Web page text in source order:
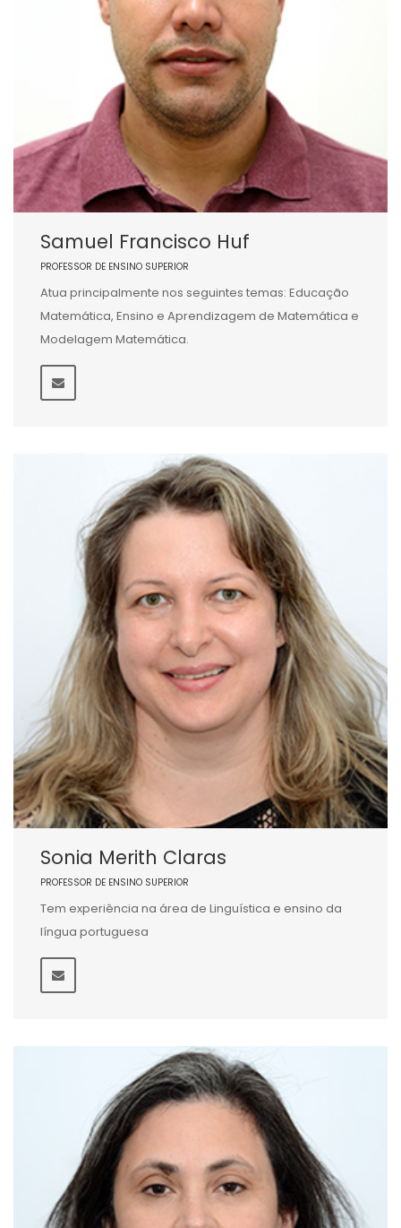
Samuel Francisco Huf
PROFESSOR DE ENSINO SUPERIOR
Atua principalmente nos seguintes temas: Educação
Matemática, Ensino e Aprendizagem de Matemática e
Modelagem Matemática.
Sonia Merith Claras
PROFESSOR DE ENSINO SUPERIOR
Tem experiência na área de Linguística e ensino da
língua portuguesa